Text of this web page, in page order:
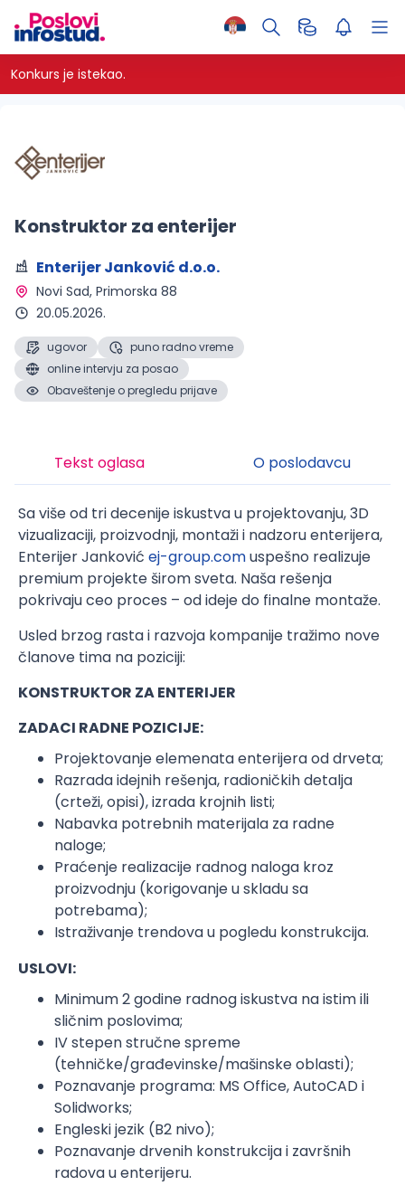
Konkurs je istekao.
Konstruktor za enterijer
Enterijer Janković d.o.o.
Novi Sad, Primorska 88
20.05.2026.
ugovor
puno radno vreme
online intervju za posao
Obaveštenje o pregledu prijave
Tekst oglasa O poslodavcu
Sa više od tri decenije iskustva u projektovanju, 3D
vizualizaciji, proizvodnji, montaži i nadzoru enterijera,
Enterijer Janković ej-group.comuspešno realizuje
premium projekte širom sveta. Naša rešenja
pokrivaju ceo proces – od ideje do finalne montaže.
Usled brzog rasta i razvoja kompanije tražimo nove
članove tima na poziciji:
KONSTRUKTOR ZA ENTERIJER
ZADACI RADNE POZICIJE:
Projektovanje elemenata enterijera od drveta;
Razrada idejnih rešenja, radioničkih detalja
(crteži, opisi), izrada krojnih listi;
Nabavka potrebnih materijala za radne
naloge;
Praćenje realizacije radnog naloga kroz
proizvodnju (korigovanje u skladu sa
potrebama);
Istraživanje trendova u pogledu konstrukcija.
USLOVI:
Minimum 2 godine radnog iskustva na istim ili
sličnim poslovima;
IV stepen stručne spreme
(tehničke/građevinske/mašinske oblasti);
Poznavanje programa: MS Office, AutoCAD i
Solidworks;
Engleski jezik (B2 nivo);
Poznavanje drvenih konstrukcija i završnih
radova u enterijeru.